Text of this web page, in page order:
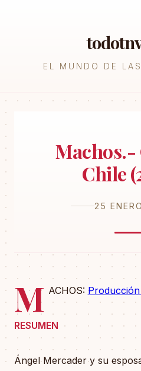
EL MUNDO DE
Machos.-
Chile
25
M ACHOS: Producción
RESUMEN
Ángel Mercader y su